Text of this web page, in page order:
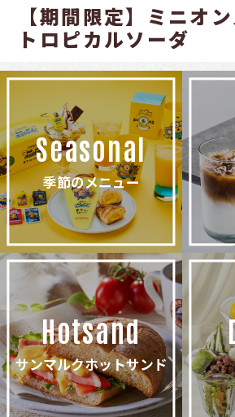
【期間限定】ミニオ
トロピカルソーダ
Seasonal
季節のメニュー
Hotsand
サンマルクホットサンド